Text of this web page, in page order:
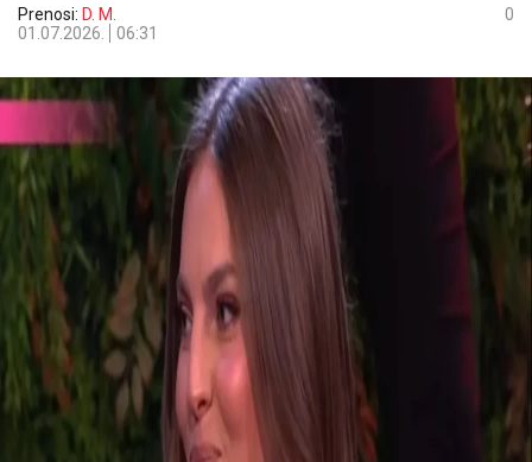
Prenosi: D. M.
01.07.2026.
06:31
0